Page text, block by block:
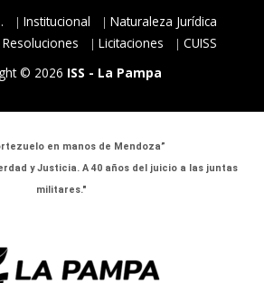
Institucional
Naturaleza Jurídica
Resoluciones Licitaciones
CUISS
© 2026 ISS - La Pampa
en manos de Mendoza”
y Justicia. A 40 años del juicio a las juntas
militares."